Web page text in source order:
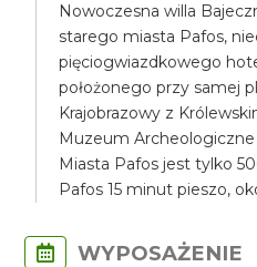
Nowoczesna willa
starego miasta Pafos,
pięciogwiazdkowego
położonego przy samej
Krajobrazowy z
Muzeum
Miasta Pafos jest tylko
Pafos 15 minut pieszo,
WYPOSAŻENIE